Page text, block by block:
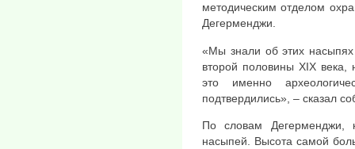
методическим отделом
Дегерменджи.
«Мы знали об этих
второй половины XIX века,
это именно
подтвердились», – сказал
По словам Дегерменджи,
насыпей. Высота самой